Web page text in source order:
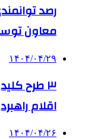
رصد
معاون
۱۴۰۴/۰۴/۲۹
۳ طرح
اقلام
۱۴۰۴/۰۴/۲۶